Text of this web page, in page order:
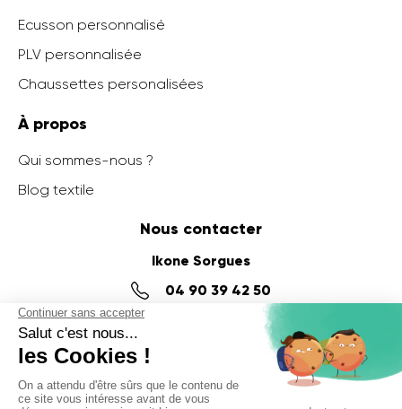
Ecusson personnalisé
PLV personnalisée
Chaussettes personalisées
À propos
Qui sommes-nous ?
Blog textile
Nous contacter
Ikone Sorgues
04 90 39 42 50
14 impasse Denis Papin,
ZI du Fournalet
84700 SORGUES
Ikone Nancy